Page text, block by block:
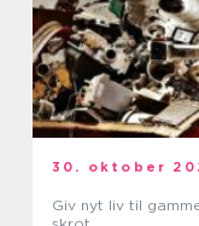
30. oktober
Giv nyt liv til